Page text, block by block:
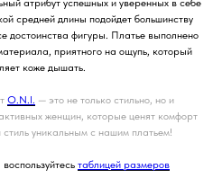
атрибут успешных и уверенных в себе
средней длины подойдет большинству
достоинства фигуры. Платье выполнено
приятного на ощупь, который
коже дышать.
O.N.I. — это не только стильно, но и
женщин, которые ценят комфорт
уникальным с нашим платьем!
таблицей размеров